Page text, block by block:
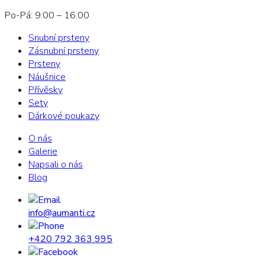
Po-Pá: 9:00 – 16:00
Snubní prsteny
Zásnubní prsteny
Prsteny
Náušnice
Přívěsky
Sety
Dárkové poukazy
O nás
Galerie
Napsali o nás
Blog
info@aumanti.cz
+420 792 363 995